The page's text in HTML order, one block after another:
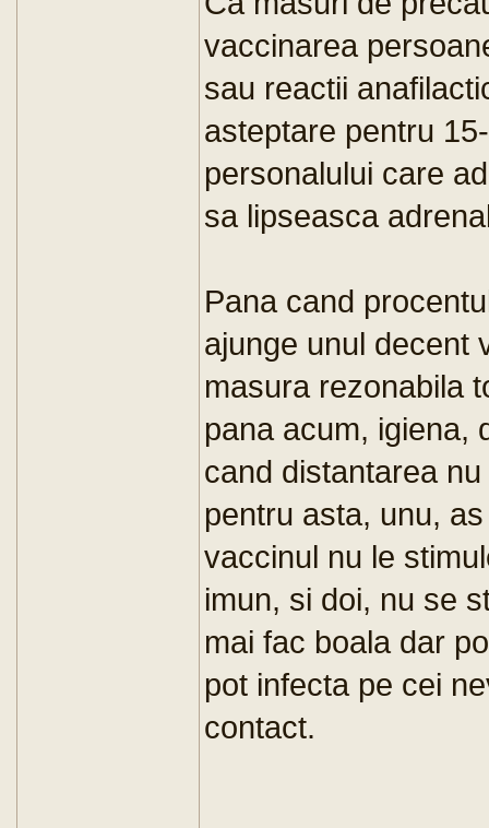
vaccinarea
sau reactii
asteptare pentru
personalului care
sa lipseasca
Pana cand
ajunge unul decent
masura rezonabila
pana acum, igiena,
cand distantarea
pentru asta, unu,
vaccinul nu le
imun, si doi, nu se
mai fac boala dar
pot infecta pe cei
contact.